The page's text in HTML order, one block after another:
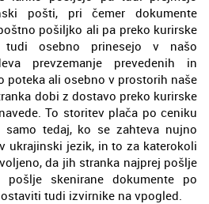
pošti, pri čemer dokumente
pošiljko ali pa preko kurirske
osebno prinesejo v našo
prevzemanje prevedenih in
poteka ali osebno v prostorih naše
dobi z dostavo preko kurirske
To storitev plača po ceniku
samo tedaj, ko se zahteva nujno
ukrajinski jezik, in to za katerokoli
da jih stranka najprej pošlje
pošlje skenirane dokumente po
tudi izvirnike na vpogled.